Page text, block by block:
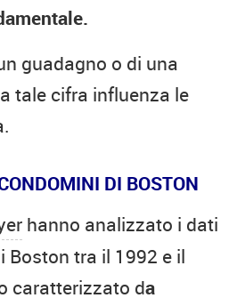
guadagno o di una
tale cifra influenza le
DI BOSTON
hanno analizzato i dati
Boston tra il 1992 e il
caratterizzato da